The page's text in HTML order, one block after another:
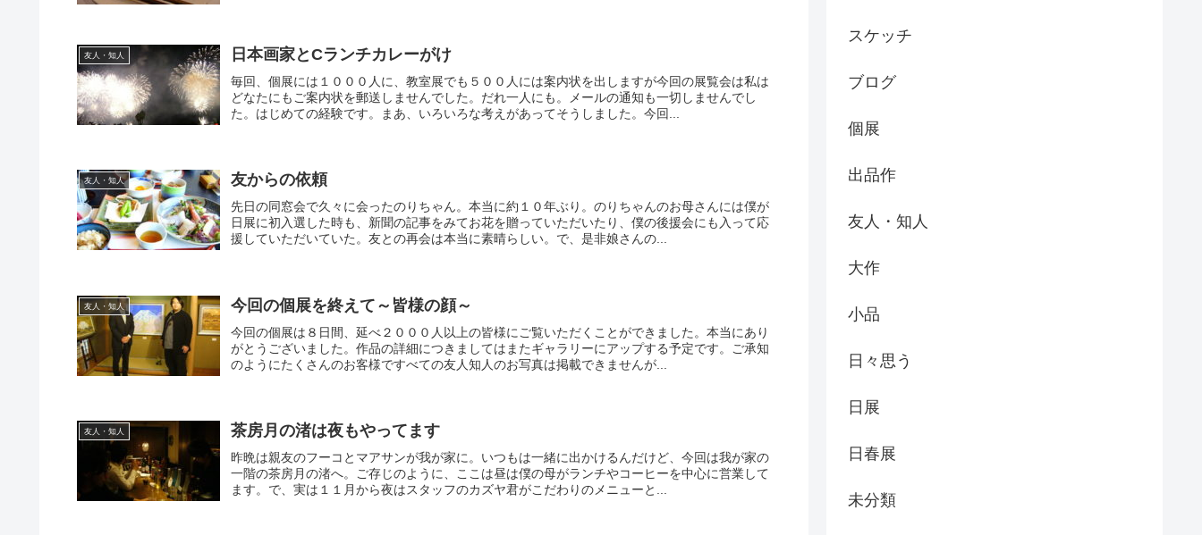
友人・知人 日本画家とCランチカレーがけ
毎回、個展には１０００人に、教室展でも５００人には案内状を出しますが今回の展覧会は私は
どなたにもご案内状を郵送しませんでした。だれ一人にも。メールの通知も一切しませんでし
た。はじめての経験です。まあ、いろいろな考えがあってそうしました。今回...
友人・知人 友からの依頼
先日の同窓会で久々に会ったのりちゃん。本当に約１０年ぶり。のりちゃんのお母さんには僕が
日展に初入選した時も、新聞の記事をみてお花を贈っていただいたり、僕の後援会にも入って応
援していただいていた。友との再会は本当に素晴らしい。で、是非娘さんの...
友人・知人 今回の個展を終えて～皆様の顔～
今回の個展は８日間、延べ２０００人以上の皆様にご覧いただくことができました。本当にあり
がとうございました。作品の詳細につきましてはまたギャラリーにアップする予定です。ご承知
のようにたくさんのお客様ですべての友人知人のお写真は掲載できませんが...
友人・知人 茶房月の渚は夜もやってます
昨晩は親友のフーコとマアサンが我が家に。いつもは一緒に出かけるんだけど、今回は我が家の
一階の茶房月の渚へ。ご存じのように、ここは昼は僕の母がランチやコーヒーを中心に営業して
ます。で、実は１１月から夜はスタッフのカズヤ君がこだわりのメニューと...
スケッチ
ブログ
個展
出品作
友人・知人
大作
小品
日々思う
日展
日春展
未分類